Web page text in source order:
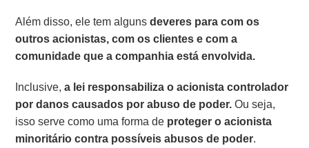
Além disso, ele tem algunsdeveres para com os
outros acionistas, com os clientes e com a
comunidade que a companhia está envolvida.
Inclusive,a lei responsabiliza o acionista controlador
por danos causados por abuso de poder.Ou seja,
isso serve como uma forma de proteger o acionista
minoritário contra possíveis abusos de poder.